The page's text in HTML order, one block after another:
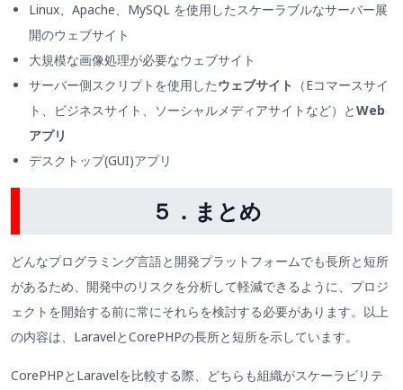
Linux、Apache、MySQL を使用したスケーラブルなサーバー展
開のウェブサイト
大規模な画像処理が必要なウェブサイト
サーバー側スクリプトを使用したウェブサイト
（Eコマースサイ
ト、ビジネスサイト、ソーシャルメディアサイトなど）とWeb
アプリ
デスクトップ(GUI)アプリ
５．まとめ
どんなプログラミング言語と開発プラットフォームでも長所と短所
があるため、開発中のリスクを分析して軽減できるように、プロジ
ェクトを開始する前に常にそれらを検討する必要があります。以上
の内容は、LaravelとCorePHPの長所と短所を示しています。
CorePHPとLaravelを比較する際、どちらも組織がスケーラビリテ